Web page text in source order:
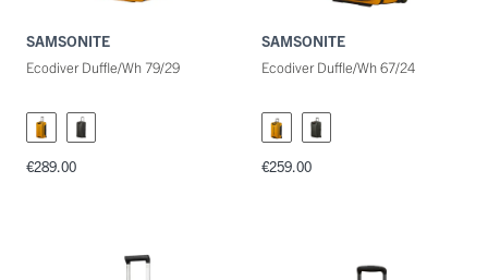
SAMSONITE
Ecodiver Duffle/Wh 79/29
€289.00
SAMSONITE
Ecodiver Duffle/Wh 67/24
€259.00